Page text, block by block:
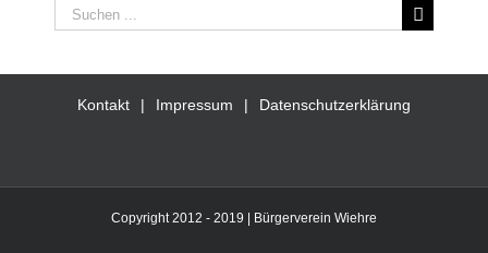
Suche
Kontakt Impressum Datenschutzerklärung
Copyright 2012 - 2019 | Bürgerverein Wiehre